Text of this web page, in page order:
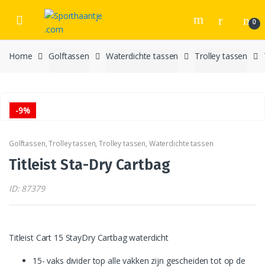
0
Home Golftassen Waterdichte tassen Trolley tassen
-9%
Golftassen,Trolley tassen,Trolley tassen, Waterdichte tassen
Titleist Sta-Dry Cartbag
ID: 87379
Titleist Cart 15 StayDry Cartbag waterdicht
15- vaks divider top alle vakken zijn gescheiden tot op de